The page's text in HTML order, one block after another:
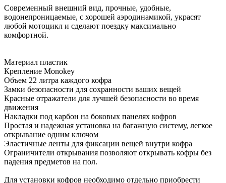
Современный внешний вид, прочные, удобные,
водонепроницаемые, с хорошей аэродинамикой, украсят
любой мотоцикл и сделают поездку максимально
комфортной.
Материал пластик
Крепление Monokey
Объем 22 литра каждого кофра
Замки безопасности для сохранности ваших вещей
Красные отражатели для лучшей безопасности во время
движения
Накладки под карбон на боковых панелях кофров
Простая и надежная установка на багажную систему, легкое
открывание одним ключом
Эластичные ленты для фиксации вещей внутри кофра
Ограничители открывания позволяют открывать кофры без
падения предметов на пол.
Для установки кофров необходимо отдельно приобрести